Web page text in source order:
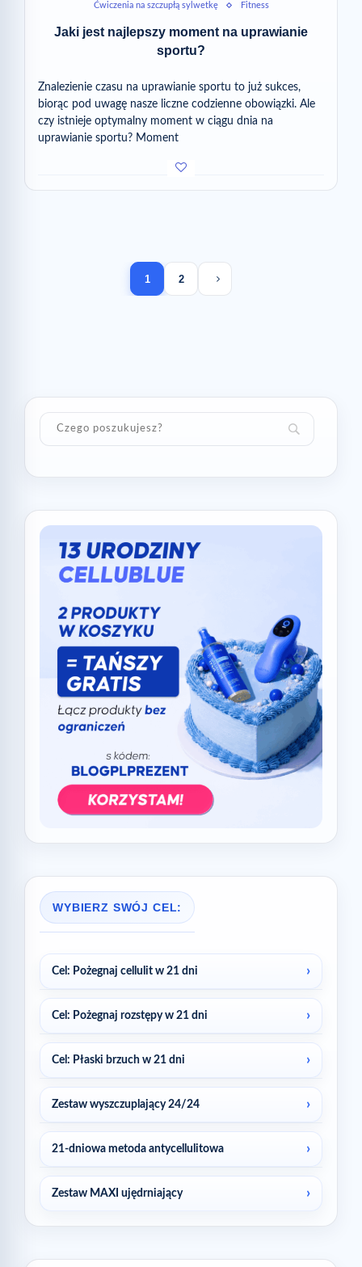
Ćwiczenia na szczupłą sylwetkę Fitness
Jaki jest najlepszy moment na uprawianie
sportu?
Znalezienie czasu na uprawianie sportu to już sukces,
biorąc pod uwagę nasze liczne codzienne obowiązki. Ale
czy istnieje optymalny moment w ciągu dnia na
uprawianie sportu? Moment
1 2 Next page
WYBIERZ SWÓJ CEL:
Cel: Pożegnaj cellulit w 21 dni
Cel: Pożegnaj rozstępy w 21 dni
Cel: Płaski brzuch w 21 dni
Zestaw wyszczuplający 24/24
21-dniowa metoda antycellulitowa
Zestaw MAXI ujędrniający